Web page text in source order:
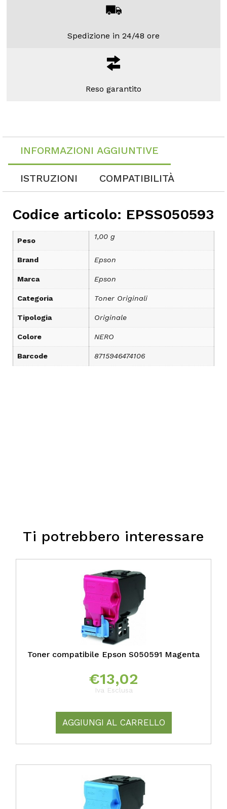
Spedizione in 24/48 ore
Reso garantito
INFORMAZIONI AGGIUNTIVE
ISTRUZIONI COMPATIBILITÀ
Codice articolo: EPSS050593
Peso 1,00 g
Brand Epson
Marca Epson
Categoria Toner Originali
Tipologia Originale
Colore NERO
Barcode 8715946474106
Ti potrebbero interessare
Toner compatibile Epson S050591 Magenta
€13,02
Iva Esclusa
AGGIUNGI AL CARRELLO